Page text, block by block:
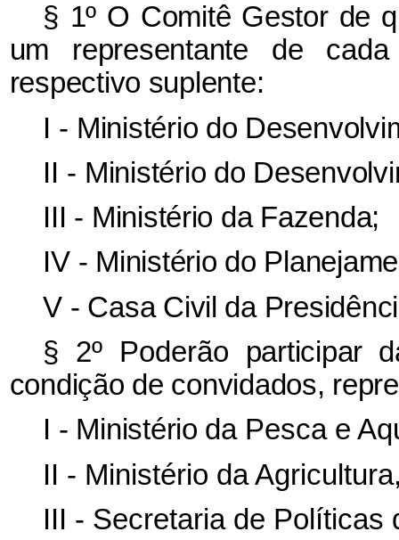
§ 1º O Comitê Gestor de
um representante de
respectivo suplente:
I - Ministério do
II - Ministério do
III - Ministério da Fazenda;
IV - Ministério do
V - Casa Civil da
§ 2º Poderão participar
condição de convidados,
I - Ministério da Pesca e
II - Ministério da
III - Secretaria de Políticas